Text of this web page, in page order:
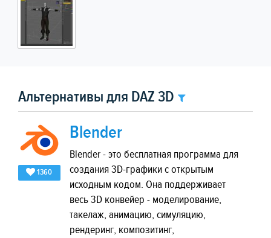
Альтернативы для DAZ 3D
1360
Blender
Blender - это бесплатная программа для
создания 3D-графики с открытым
исходным кодом. Она поддерживает
весь 3D конвейер - моделирование,
такелаж, анимацию, симуляцию,
рендеринг, композитинг,